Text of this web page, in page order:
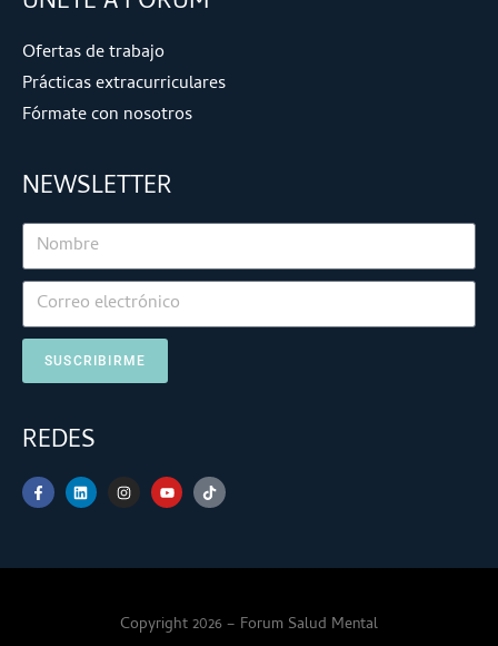
Ofertas de trabajo
Prácticas extracurriculares
Fórmate con nosotros
NEWSLETTER
SUSCRIBIRME
REDES
Copyright 2026 – Forum Salud Mental